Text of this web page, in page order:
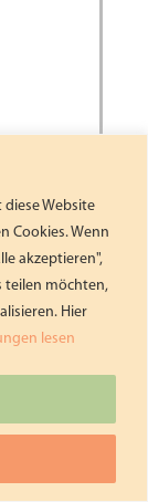
Website
Cookies. Wenn
akzeptieren",
teilen möchten,
Hier
lesen
FÜR
&